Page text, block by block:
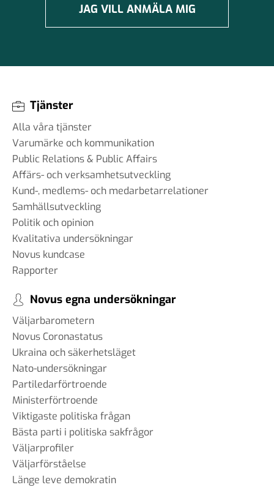
dolda politiska
påverkansarbetet
#98 - Claire Durand -
22 aug 2025
#97 - Dr. Tim Johnson - ”en
gemensam kunskapskärna”
11 jul 2025
bygga broar mellan grupper i
samhället
03 jun 2025
#95 - Jannike Tillå - internet
och demokrati
19 maj 2025
#94 - Patrik Thunholm -
samhällskommunikation
JAG VILL ANMÄLA MIG
Tjänster
Alla våra tjänster
Varumärke och kommunikation
Public Relations & Public Affairs
Affärs- och verksamhetsutveckling
Kund-, medlems- och medarbetarrelationer
Samhällsutveckling
Politik och opinion
Kvalitativa undersökningar
Novus kundcase
Rapporter
Novus egna undersökningar
Väljarbarometern
Novus Coronastatus
Ukraina och säkerhetsläget
Nato-undersökningar
Partiledarförtroende
Ministerförtroende
Viktigaste politiska frågan
Bästa parti i politiska sakfrågor
Väljarprofiler
Väljarförståelse
Länge leve demokratin